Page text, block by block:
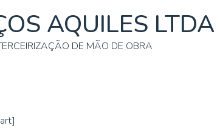
AQUILES LTDA
DE MÃO DE OBRA